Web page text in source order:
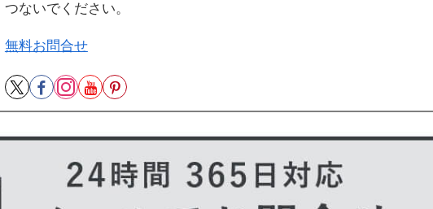
つないでください。
無料お問合せ